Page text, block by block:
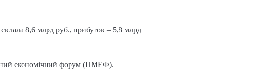
8,6 млрд руб., прибуток – 5,8 млрд
економічний форум (ПМЕФ).